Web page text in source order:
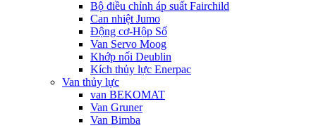
Bộ điều chỉnh áp suất Fairchild
Can nhiệt Jumo
Động cơ-Hộp Số
Van Servo Moog
Khớp nối Deublin
Kích thủy lực Enerpac
Van thủy lực
van BEKOMAT
Van Gruner
Van Bimba